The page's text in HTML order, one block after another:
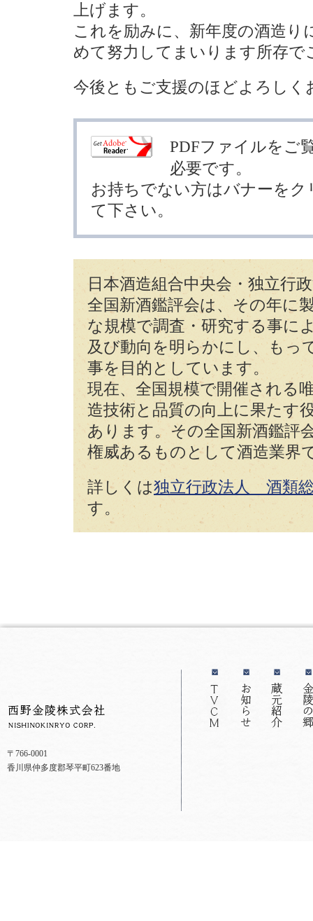
上げます。
これを励みに、新年度の酒造り
めて努力してまいります所存で
今後ともご支援のほどよろしく
PDFファイルをご
必要です。
お持ちでない方はバナーを
て下さい。
日本酒造組合中央会・独立行
全国新酒鑑評会は、その年に
な規模で調査・研究する事に
及び動向を明らかにし、もっ
事を目的としています。
現在、全国規模で開催される
造技術と品質の向上に果たす
あります。その全国新酒鑑評
権威あるものとして酒造業界
詳しくは独立行政法人 酒類
す。
〒766-0001
香川県仲多度郡琴平町623番地